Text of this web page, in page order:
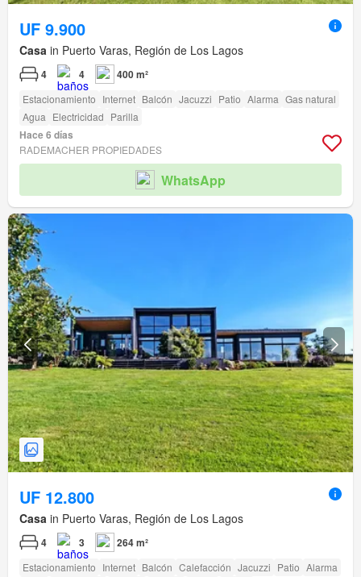
UF 9.900
Casa in Puerto Varas, Región de Los Lagos
4 4 400 m²
Estacionamiento Internet Balcón Jacuzzi Patio Alarma Gas natural
Agua Electricidad Parilla
Hace 6 días
RADEMACHER PROPIEDADES
WhatsApp
UF 12.800
Casa in Puerto Varas, Región de Los Lagos
4 3 264 m²
Estacionamiento Internet Balcón Calefacción Jacuzzi Patio Alarma